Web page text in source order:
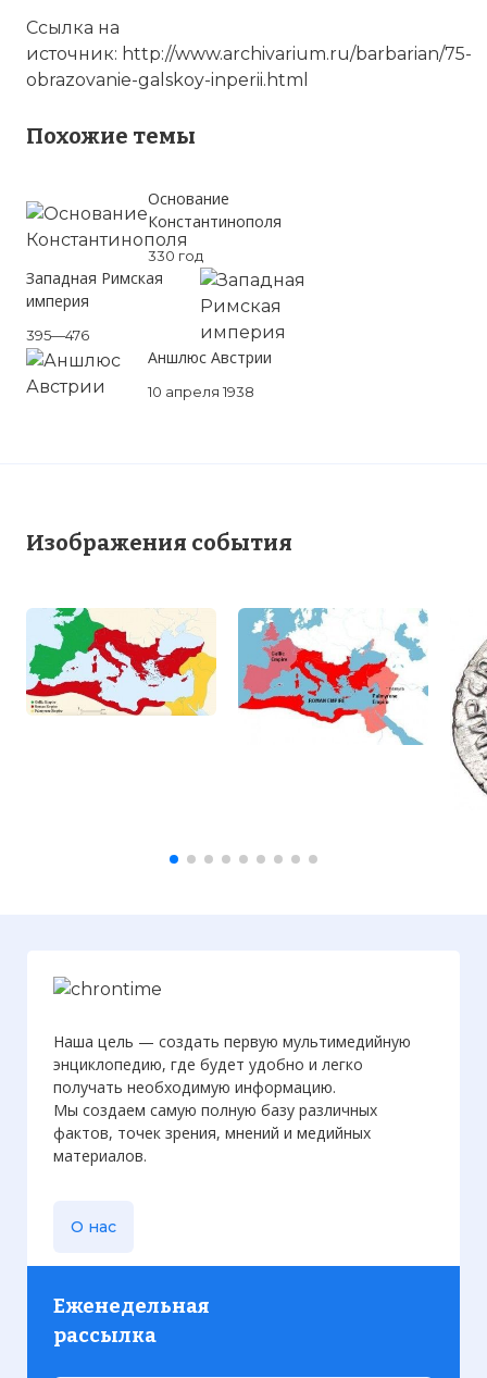
Ссылка на
источник: http://www.archivarium.ru/barbarian/75-
obrazovanie-galskoy-inperii.html
Похожие темы
Основание
Константинополя
330 год
Западная Римская
империя
395—476
Аншлюс Австрии
10 апреля 1938
Изображения события
Наша цель — создать первую мультимедийную
энциклопедию, где будет удобно и легко
получать необходимую информацию.
Мы создаем самую полную базу различных
фактов, точек зрения, мнений и медийных
материалов.
О нас
Еженедельная
рассылка